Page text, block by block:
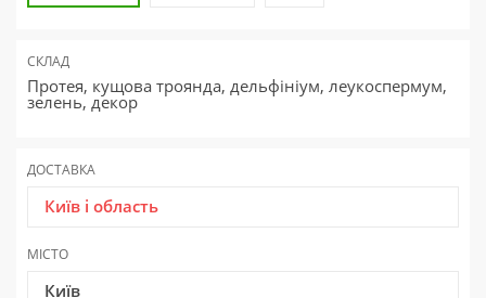
СКЛАД
Протея, кущова троянда, дельфініум, леукоспермум,
зелень, декор
ДОСТАВКА
Київ і область
МІСТО
Київ